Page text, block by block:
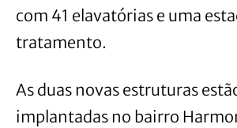
com 41 elavatórias e uma
tratamento.
As duas novas estruturas
implantadas no bairro